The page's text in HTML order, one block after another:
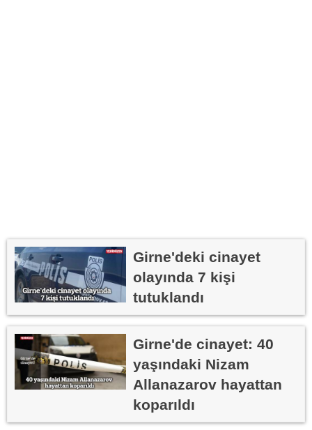
Girne'deki cinayet
olayında 7 kişi
tutuklandı
Girne'de cinayet: 40
yaşındaki Nizam
Allanazarov hayattan
koparıldı